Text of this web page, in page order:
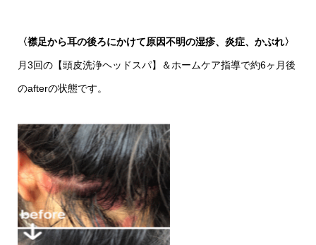
〈襟足から耳の後ろにかけて原因不明の湿疹、炎症、かぶれ〉
月3回の【頭皮洗浄ヘッドスパ】＆ホームケア指導で約6ヶ月後
のafterの状態です。